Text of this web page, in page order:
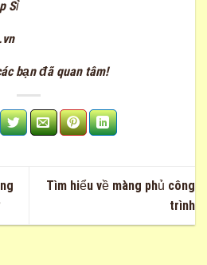
Sỉ
bạn đã quan tâm!
Tìm hiểu về màng phủ công
trình